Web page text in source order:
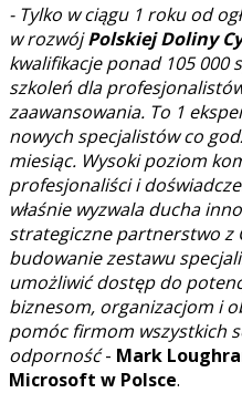
- Tylko w ciągu 1 roku od
w rozwójPolskiej Doliny
kwalifikacje ponad 105 000
szkoleń dla
zaawansowania. To 1
nowych specjalistów co
miesiąc. Wysoki poziom
profesjonaliści i
właśnie wyzwala ducha
strategiczne partnerstwo z
budowanie zestawu
umożliwić dostęp do
biznesom, organizacjom i
pomóc firmom wszystkich
odporność- Mark
Microsoft w Polsce.